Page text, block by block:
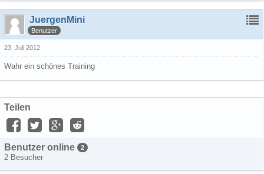
JuergenMini
Benutzer
23. Juli 2012
Wahr ein schönes Training
Teilen
Benutzer online 2
2 Besucher